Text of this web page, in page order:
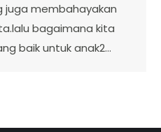
juga membahayakan
bagaimana kita
baik untuk anak2…